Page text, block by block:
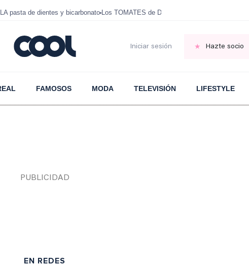
pasta de dientes y bicarbonato Los TOMATES de Dani García
Iniciar sesión Hazte socio
FAMOSOS MODA TELEVISIÓN LIFESTYLE
EN REDES